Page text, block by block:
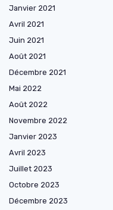
Janvier 2021
Avril 2021
Juin 2021
Août 2021
Décembre 2021
Mai 2022
Août 2022
Novembre 2022
Janvier 2023
Avril 2023
Juillet 2023
Octobre 2023
Décembre 2023